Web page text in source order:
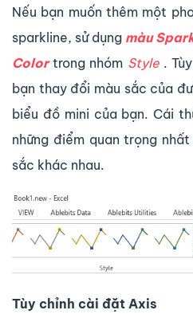
Nếu bạn muốn thêm một
sparkline, sử dụng màu
Colortrong nhóm Style.
bạn thay đổi màu sắc của
biểu đồ mini của bạn. Cái
những điểm quan trọng
sắc khác nhau.
Tùy chỉnh cài đặt Axis